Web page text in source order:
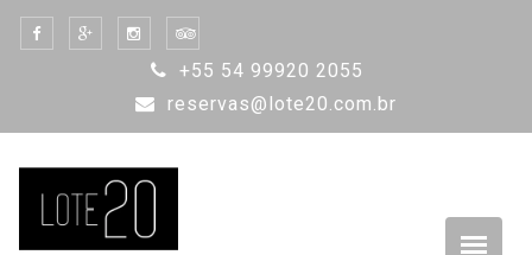
Skip
+55 54 99920 2055
reservas@lote20.com.br